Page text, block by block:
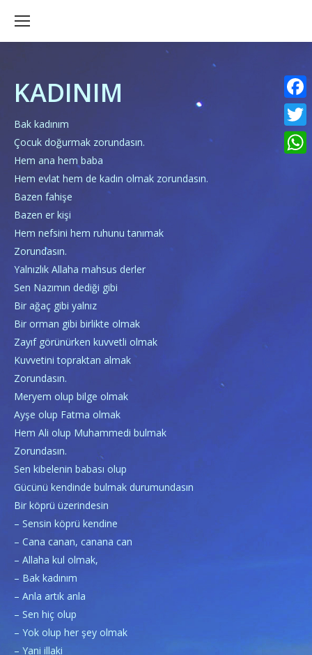
KADINIM
Bak kadınım
Çocuk doğurmak zorundasın.
Hem ana hem baba
Hem evlat hem de kadın olmak zorundasın.
Bazen fahişe
Bazen er kişi
Hem nefsini hem ruhunu tanımak
Zorundasın.
Yalnızlık Allaha mahsus derler
Sen Nazımın dediği gibi
Bir ağaç gibi yalnız
Bir orman gibi birlikte olmak
Zayıf görünürken kuvvetli olmak
Kuvvetini topraktan almak
Zorundasın.
Meryem olup bilge olmak
Ayşe olup Fatma olmak
Hem Ali olup Muhammedi bulmak
Zorundasın.
Sen kibelenin babası olup
Gücünü kendinde bulmak durumundasın
Bir köprü üzerindesin
– Sensin köprü kendine
– Cana canan, canana can
– Allaha kul olmak,
– Bak kadınım
– Anla artık anla
– Sen hiç olup
– Yok olup her şey olmak
– Yani illaki